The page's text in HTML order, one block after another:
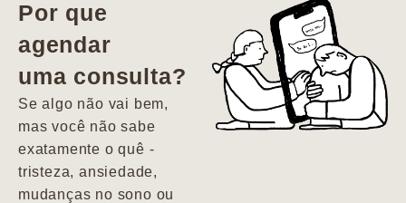
vida. Ela me
encontrou num
estado misto de
depressão e
agitação com
pensamentos
Por que
agendar
uma consulta?
Se algo não vai bem,
mas você não sabe
exatamente o quê -
tristeza, ansiedade,
mudanças no sono ou